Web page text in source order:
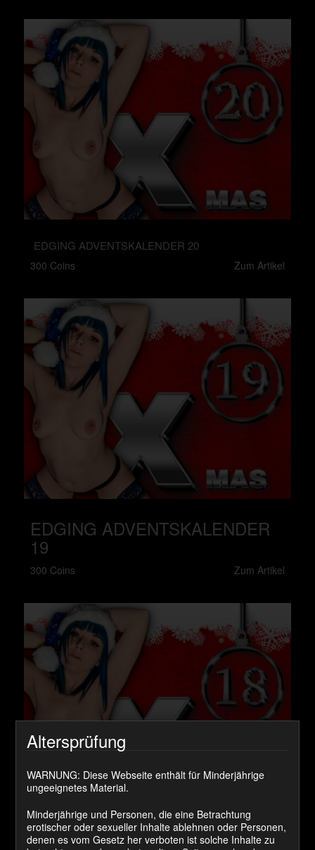
EDGING ADVENTSKALENDER 20
300 Coins Zum Artikel
EDGING ADVENTSKALENDER
19
300 Coins Zum Artikel
EDGING ADVENTSKALENDER
Altersprüfung
WARNUNG: Diese Webseite enthält für Minderjährige
ungeeignetes Material.
Minderjährige und Personen, die eine Betrachtung
erotischer oder sexueller Inhalte ablehnen oder Personen,
denen es vom Gesetz her verboten ist solche Inhalte zu